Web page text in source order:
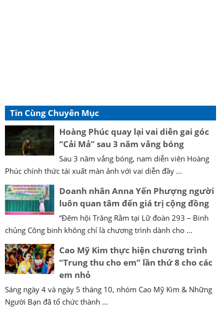
Tin Cùng Chuyên Mục
Hoàng Phúc quay lại vai diễn gai góc
“Cải Mả” sau 3 năm vắng bóng
Sau 3 năm vắng bóng, nam diễn viên Hoàng
Phúc chính thức tái xuất màn ảnh với vai diễn đầy ...
Doanh nhân Anna Yến Phượng người
luôn quan tâm đến giá trị cộng đồng
“Đêm hội Trăng Rằm tại Lữ đoàn 293 – Binh
chủng Công binh không chỉ là chương trình dành cho ...
Cao Mỹ Kim thực hiện chương trình
“Trung thu cho em” lần thứ 8 cho các
em nhỏ
Sáng ngày 4 và ngày 5 tháng 10, nhóm Cao Mỹ Kim & Những
Người Bạn đã tổ chức thành ...